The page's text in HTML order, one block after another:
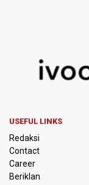
SEA V Cup
Lawan Vietnam 3-
Kebakaran
PSSI Evaluasi
Ditahan Imbang
USEFUL LINKS
Redaksi
Contact
Career
Beriklan